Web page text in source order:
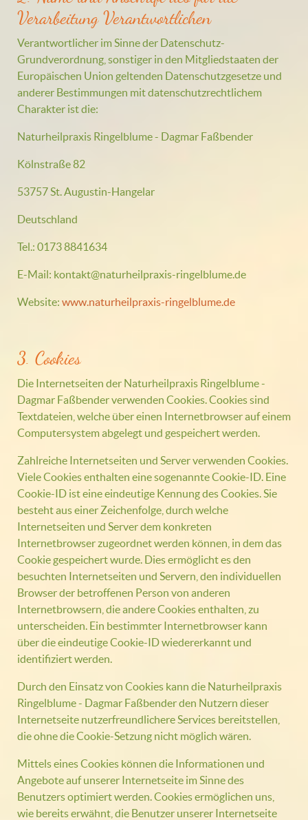
Verarbeitung Verantwortlichen
Verantwortlicher im Sinne der Datenschutz-
Grundverordnung, sonstiger in den Mitgliedstaaten der
Europäischen Union geltenden Datenschutzgesetze und
anderer Bestimmungen mit datenschutzrechtlichem
Charakter ist die:
Naturheilpraxis Ringelblume - Dagmar Faßbender
Kölnstraße 82
53757 St. Augustin-Hangelar
Deutschland
Tel.: 0173 8841634
E-Mail: kontakt@naturheilpraxis-ringelblume.de
Website: www.naturheilpraxis-ringelblume.de
3. Cookies
Die Internetseiten der Naturheilpraxis Ringelblume -
Dagmar Faßbender verwenden Cookies. Cookies sind
Textdateien, welche über einen Internetbrowser auf einem
Computersystem abgelegt und gespeichert werden.
Zahlreiche Internetseiten und Server verwenden Cookies.
Viele Cookies enthalten eine sogenannte Cookie-ID. Eine
Cookie-ID ist eine eindeutige Kennung des Cookies. Sie
besteht aus einer Zeichenfolge, durch welche
Internetseiten und Server dem konkreten
Internetbrowser zugeordnet werden können, in dem das
Cookie gespeichert wurde. Dies ermöglicht es den
besuchten Internetseiten und Servern, den individuellen
Browser der betroffenen Person von anderen
Internetbrowsern, die andere Cookies enthalten, zu
unterscheiden. Ein bestimmter Internetbrowser kann
über die eindeutige Cookie-ID wiedererkannt und
identifiziert werden.
Durch den Einsatz von Cookies kann die Naturheilpraxis
Ringelblume - Dagmar Faßbender den Nutzern dieser
Internetseite nutzerfreundlichere Services bereitstellen,
die ohne die Cookie-Setzung nicht möglich wären.
Mittels eines Cookies können die Informationen und
Angebote auf unserer Internetseite im Sinne des
Benutzers optimiert werden. Cookies ermöglichen uns,
wie bereits erwähnt, die Benutzer unserer Internetseite